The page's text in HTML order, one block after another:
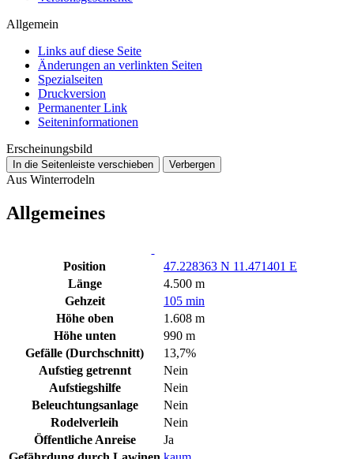
Allgemein
Links auf diese Seite
Änderungen an verlinkten Seiten
Spezialseiten
Druckversion
Permanenter Link
Seiten­­informationen
Erscheinungsbild
In die Seitenleiste verschieben Verbergen
Aus Winterrodeln
Allgemeines
Position
47.228363 N 11.471401 E
Länge
4.500 m
Gehzeit
105 min
Höhe oben
1.608 m
Höhe unten
990 m
Gefälle (Durchschnitt)
13,7%
Aufstieg getrennt
Nein
Aufstiegshilfe
Nein
Beleuchtungsanlage
Nein
Rodelverleih
Nein
Öffentliche Anreise
Ja